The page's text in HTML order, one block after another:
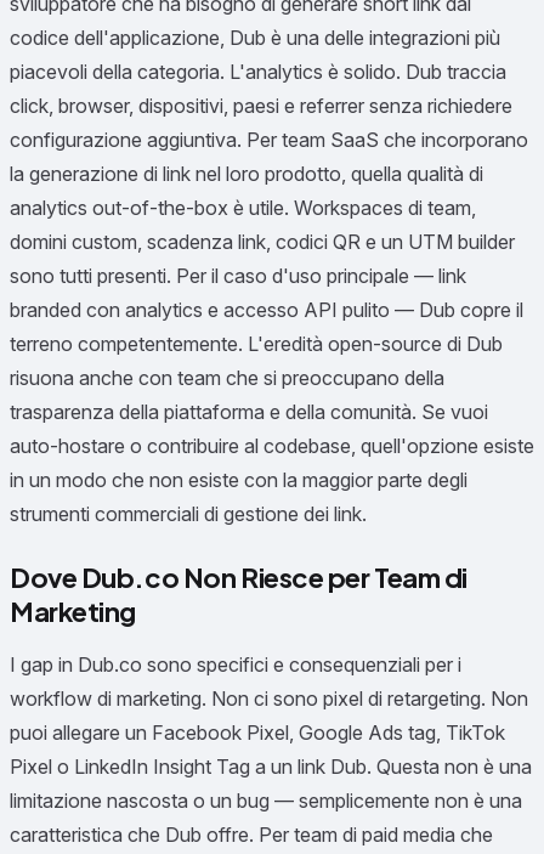
codice dell'applicazione, Dub è una delle integrazioni più
piacevoli della categoria. L'analytics è solido. Dub traccia
click, browser, dispositivi, paesi e referrer senza richiedere
configurazione aggiuntiva. Per team SaaS che incorporano
la generazione di link nel loro prodotto, quella qualità di
analytics out-of-the-box è utile. Workspaces di team,
domini custom, scadenza link, codici QR e un UTM builder
sono tutti presenti. Per il caso d'uso principale — link
branded con analytics e accesso API pulito — Dub copre il
terreno competentemente. L'eredità open-source di Dub
risuona anche con team che si preoccupano della
trasparenza della piattaforma e della comunità. Se vuoi
auto-hostare o contribuire al codebase, quell'opzione esiste
in un modo che non esiste con la maggior parte degli
strumenti commerciali di gestione dei link.
Dove Dub.co Non Riesce per Team di
Marketing
I gap in Dub.co sono specifici e consequenziali per i
workflow di marketing. Non ci sono pixel di retargeting. Non
puoi allegare un Facebook Pixel, Google Ads tag, TikTok
Pixel o LinkedIn Insight Tag a un link Dub. Questa non è una
limitazione nascosta o un bug — semplicemente non è una
caratteristica che Dub offre. Per team di paid media che